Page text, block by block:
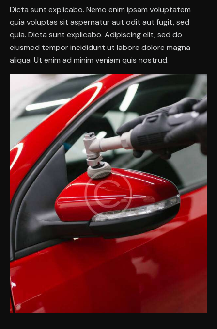
Dicta sunt explicabo. Nemo enim ipsam voluptatem
quia voluptas sit aspernatur aut odit aut fugit, sed
quia. Dicta sunt explicabo. Adipiscing elit, sed do
eiusmod tempor incididunt ut labore dolore magna
aliqua. Ut enim ad minim veniam quis nostrud.